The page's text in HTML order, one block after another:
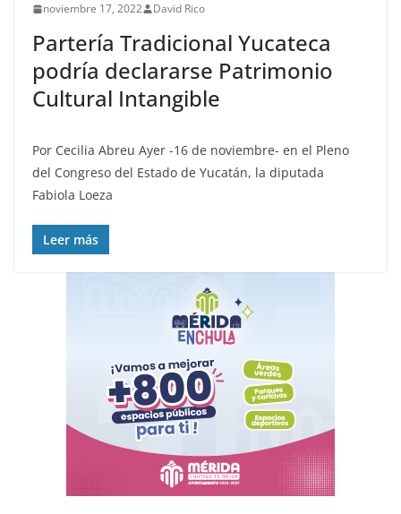
noviembre 17, 2022 David Rico
Partería Tradicional Yucateca
podría declararse Patrimonio
Cultural Intangible
Por Cecilia Abreu Ayer -16 de noviembre- en el Pleno
del Congreso del Estado de Yucatán, la diputada
Fabiola Loeza
Leer más